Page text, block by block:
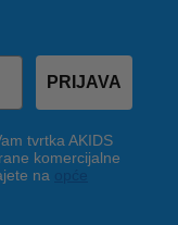
PRIJAVA
tvrtka AKIDS
komercijalne
na